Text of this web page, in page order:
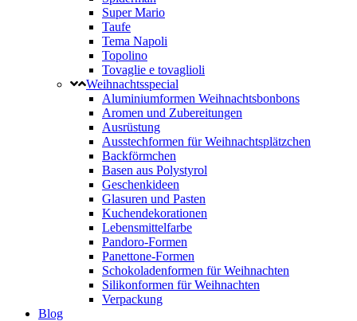
Super Mario
Taufe
Tema Napoli
Topolino
Tovaglie e tovaglioli
Weihnachtsspecial
Aluminiumformen Weihnachtsbonbons
Aromen und Zubereitungen
Ausrüstung
Ausstechformen für Weihnachtsplätzchen
Backförmchen
Basen aus Polystyrol
Geschenkideen
Glasuren und Pasten
Kuchendekorationen
Lebensmittelfarbe
Pandoro-Formen
Panettone-Formen
Schokoladenformen für Weihnachten
Silikonformen für Weihnachten
Verpackung
Blog